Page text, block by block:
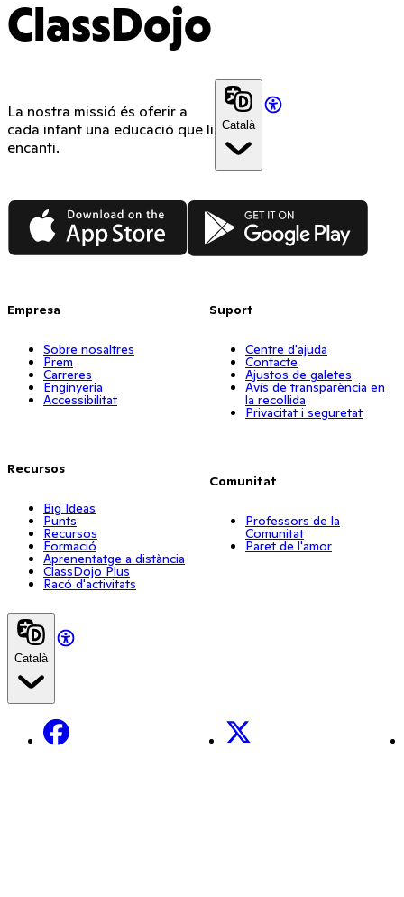
ClassDojo
La nostra missió és oferir a
cada infant una educació que li
encanti.
Català
App Store Google Play
Empresa
Sobre nosaltres
Prem
Carreres
Enginyeria
Accessibilitat
Recursos
Big Ideas
Punts
Recursos
Formació
Aprenentatge a distància
ClassDojo Plus
Racó d'activitats
Suport
Centre d'ajuda
Contacte
Ajustos de galetes
Avís de transparència en
la recollida
Privacitat i seguretat
Comunitat
Professors de la
Comunitat
Paret de l'amor
Català
Facebook X